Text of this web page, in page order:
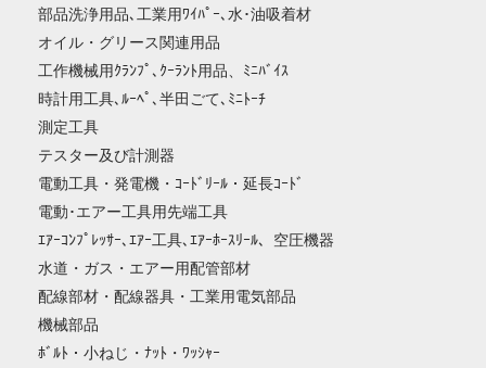
部品洗浄用品､工業用ﾜｲﾊﾟｰ､水･油吸着材
オイル・グリース関連用品
工作機械用ｸﾗﾝﾌﾟ､ｸｰﾗﾝﾄ用品、ﾐﾆﾊﾞｲｽ
時計用工具､ﾙｰﾍﾟ､半田ごて､ﾐﾆﾄｰﾁ
測定工具
テスター及び計測器
電動工具・発電機・ｺｰﾄﾞﾘｰﾙ・延長ｺｰﾄﾞ
電動･エアー工具用先端工具
ｴｱｰｺﾝﾌﾟﾚｯｻｰ､ｴｱｰ工具､ｴｱｰﾎｰｽﾘｰﾙ、空圧機器
水道・ガス・エアー用配管部材
配線部材・配線器具・工業用電気部品
機械部品
ﾎﾞﾙﾄ・小ねじ・ﾅｯﾄ・ﾜｯｼｬｰ